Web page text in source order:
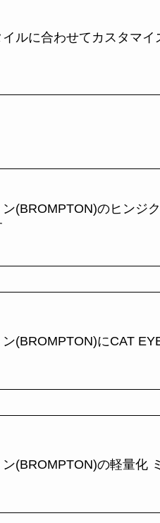
ルに合わせてカスタマ
(BROMPTON)のヒンジ
(BROMPTON)にCAT
(BROMPTON)の軽量化